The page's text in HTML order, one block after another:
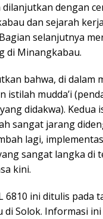
dilanjutkan dengan
dan sejarah
selanjutnya
di Minangkabau.
bahwa, di dalam
istilah mudda’i
didakwa). Kedua
sangat jarang
lagi,
sangat langka di
kini.
6810 ini ditulis pada
di Solok. Informasi